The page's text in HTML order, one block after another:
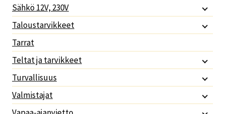
Sähkö 12V, 230V
Taloustarvikkeet
Tarrat
Teltat ja tarvikkeet
Turvallisuus
Valmistajat